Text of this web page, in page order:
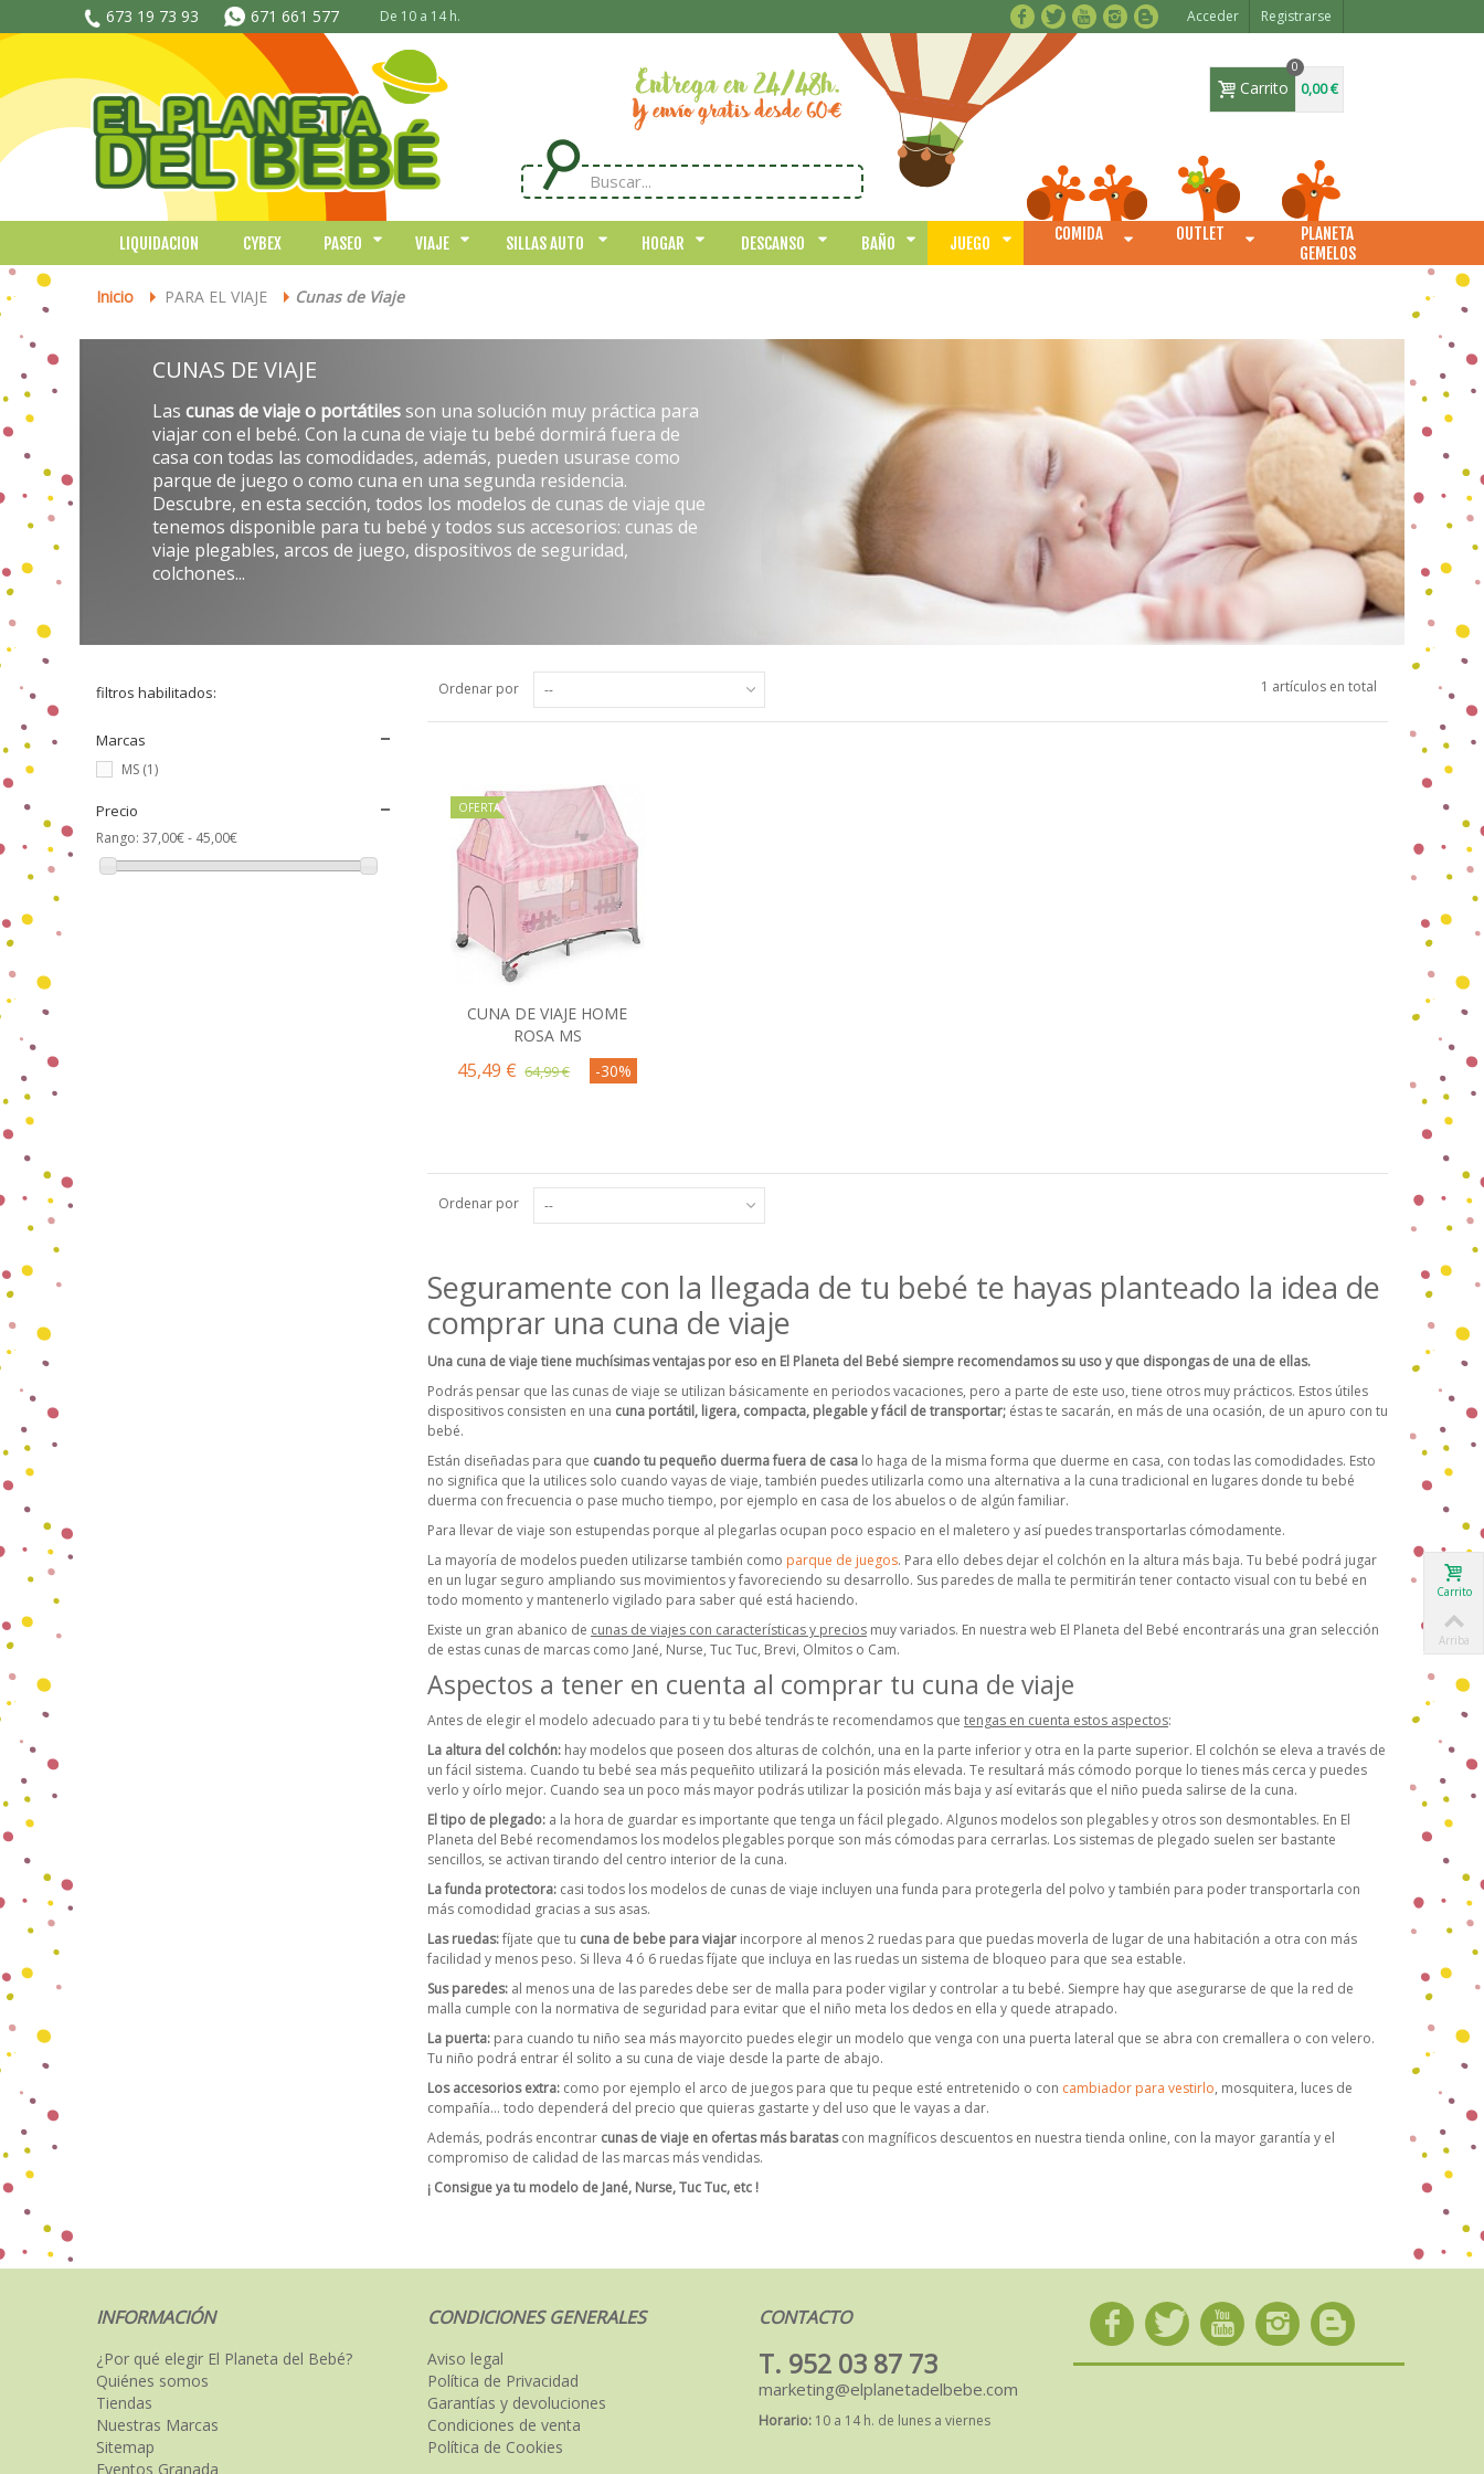
673 19 73 93 671 661 577 De 10 a 14 h. Acceder Registrarse
Carrito
0
0,00 €
LIQUIDACION CYBEX PASEO VIAJE SILLAS AUTO HOGAR DESCANSO BAÑO JUEGO COMIDA OUTLET
PLANETA
GEMELOS
Inicio > PARA EL VIAJE > Cunas de Viaje
CUNAS DE VIAJE
Las cunas de viaje o portátilesson una solución muy práctica para
viajar con el bebé. Con la cuna de viaje tu bebé dormirá fuera de
casa con todas las comodidades, además, pueden usurase como
parque de juego o como cuna en una segunda residencia.
Descubre, en esta sección, todos los modelos de cunas de viaje que
tenemos disponible para tu bebé y todos sus accesorios: cunas de
viaje plegables, arcos de juego, dispositivos de seguridad,
colchones...
filtros habilitados:
Marcas
MS (1)
Precio
Rango: 37,00€ - 45,00€
Ordenar por -- 1 artículos en total
OFERTA
Comprar
CUNA DE VIAJE HOME
ROSA MS
45,49 € 64,99 € -30%
Ordenar por --
Seguramente con la llegada de tu bebé te hayas planteado la idea de
comprar una cuna de viaje
Una cuna de viaje tiene muchísimas ventajas por eso en El Planeta del Bebé siempre recomendamos su uso y que dispongas de una de ellas.
Podrás pensar que las cunas de viaje se utilizan básicamente en periodos vacaciones, pero a parte de este uso, tiene otros muy prácticos. Estos útiles
dispositivos consisten en una cuna portátil, ligera, compacta, plegable y fácil de transportar; éstas te sacarán, en más de una ocasión, de un apuro con tu
bebé.
Están diseñadas para que cuando tu pequeño duerma fuera de casa lo haga de la misma forma que duerme en casa, con todas las comodidades. Esto
no significa que la utilices solo cuando vayas de viaje, también puedes utilizarla como una alternativa a la cuna tradicional en lugares donde tu bebé
duerma con frecuencia o pase mucho tiempo, por ejemplo en casa de los abuelos o de algún familiar.
Para llevar de viaje son estupendas porque al plegarlas ocupan poco espacio en el maletero y así puedes transportarlas cómodamente.
La mayoría de modelos pueden utilizarse también como parque de juegos. Para ello debes dejar el colchón en la altura más baja. Tu bebé podrá jugar
en un lugar seguro ampliando sus movimientos y favoreciendo su desarrollo. Sus paredes de malla te permitirán tener contacto visual con tu bebé en
todo momento y mantenerlo vigilado para saber qué está haciendo.
Existe un gran abanico de cunas de viajes con características y precios muy variados. En nuestra web El Planeta del Bebé encontrarás una gran selección
de estas cunas de marcas como Jané, Nurse, Tuc Tuc, Brevi, Olmitos o Cam.
Aspectos a tener en cuenta al comprar tu cuna de viaje
Antes de elegir el modelo adecuado para ti y tu bebé tendrás te recomendamos que tengas en cuenta estos aspectos:
La altura del colchón: hay modelos que poseen dos alturas de colchón, una en la parte inferior y otra en la parte superior. El colchón se eleva a través de
un fácil sistema. Cuando tu bebé sea más pequeñito utilizará la posición más elevada. Te resultará más cómodo porque lo tienes más cerca y puedes
verlo y oírlo mejor. Cuando sea un poco más mayor podrás utilizar la posición más baja y así evitarás que el niño pueda salirse de la cuna.
El tipo de plegado: a la hora de guardar es importante que tenga un fácil plegado. Algunos modelos son plegables y otros son desmontables. En El
Planeta del Bebé recomendamos los modelos plegables porque son más cómodas para cerrarlas. Los sistemas de plegado suelen ser bastante
sencillos, se activan tirando del centro interior de la cuna.
La funda protectora: casi todos los modelos de cunas de viaje incluyen una funda para protegerla del polvo y también para poder transportarla con
más comodidad gracias a sus asas.
Las ruedas:fíjate que tu cuna de bebe para viajar incorpore al menos 2 ruedas para que puedas moverla de lugar de una habitación a otra con más
facilidad y menos peso. Si lleva 4 ó 6 ruedas fíjate que incluya en las ruedas un sistema de bloqueo para que sea estable.
Sus paredes: al menos una de las paredes debe ser de malla para poder vigilar y controlar a tu bebé. Siempre hay que asegurarse de que la red de
malla cumple con la normativa de seguridad para evitar que el niño meta los dedos en ella y quede atrapado.
La puerta: para cuando tu niño sea más mayorcito puedes elegir un modelo que venga con una puerta lateral que se abra con cremallera o con velero.
Tu niño podrá entrar él solito a su cuna de viaje desde la parte de abajo.
Los accesorios extra: como por ejemplo el arco de juegos para que tu peque esté entretenido o con cambiador para vestirlo, mosquitera, luces de
compañía… todo dependerá del precio que quieras gastarte y del uso que le vayas a dar.
Además, podrás encontrar cunas de viaje en ofertas más baratascon magníficos descuentos en nuestra tienda online, con la mayor garantía y el
compromiso de calidad de las marcas más vendidas.
¡ Consigue ya tu modelo de Jané, Nurse, Tuc Tuc, etc !
INFORMACIÓN
¿Por qué elegir El Planeta del Bebé?
Quiénes somos
Tiendas
Nuestras Marcas
Sitemap
Eventos Granada
CONDICIONES GENERALES
Aviso legal
Política de Privacidad
Garantías y devoluciones
Condiciones de venta
Política de Cookies
CONTACTO
T. 952 03 87 73
marketing@elplanetadelbebe.com
Horario: 10 a 14 h. de lunes a viernes
Carrito
Arriba